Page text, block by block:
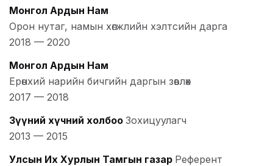
Монгол Ардын Нам
Орон нутаг, намын хөгжлийн хэлтсийн дарга
2018 — 2020
Монгол Ардын Нам
Ерөнхий нарийн бичгийн даргын зөвлөх
2017 — 2018
Зүүний хүчний холбоо Зохицуулагч
2013 — 2015
Улсын Их Хурлын Тамгын газар Референт